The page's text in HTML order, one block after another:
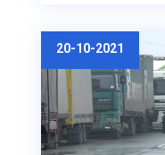
20-10-2021